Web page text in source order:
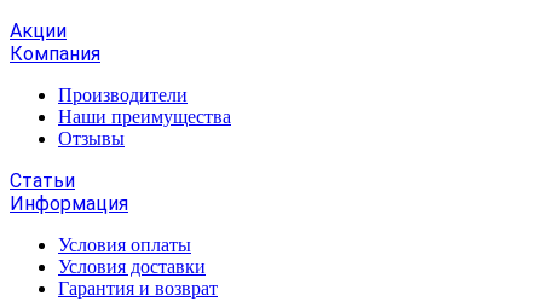
Акции
Компания
Производители
Наши преимущества
Отзывы
Статьи
Информация
Условия оплаты
Условия доставки
Гарантия и возврат